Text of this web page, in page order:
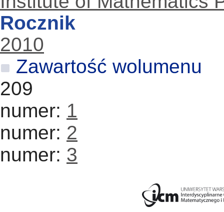
Rocznik
2010
Zawartość wolumenu
209
numer: 1
numer: 2
numer: 3